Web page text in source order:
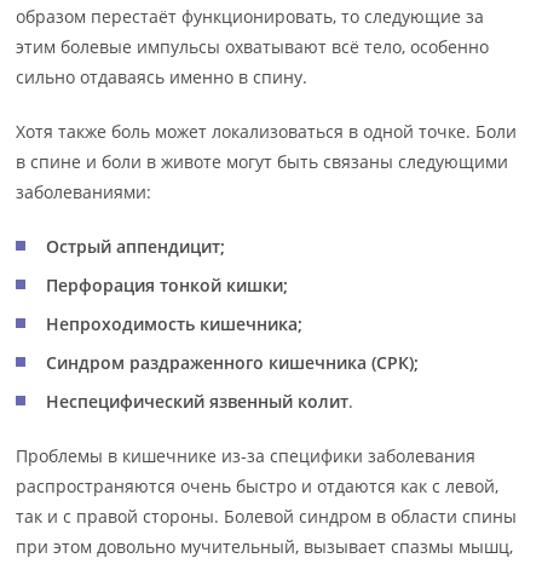
образом перестаёт функционировать, то следующие за
этим болевые импульсы охватывают всё тело, особенно
сильно отдаваясь именно в спину.
Хотя также боль может локализоваться в одной точке. Боли
в спине и боли в животе могут быть связаны следующими
заболеваниями:
Острый аппендицит;
Перфорация тонкой кишки;
Непроходимость кишечника;
Синдром раздраженного кишечника (СРК);
Неспецифический язвенный колит.
Проблемы в кишечнике из-за специфики заболевания
распространяются очень быстро и отдаются как с левой,
так и с правой стороны. Болевой синдром в области спины
при этом довольно мучительный, вызывает спазмы мышц,